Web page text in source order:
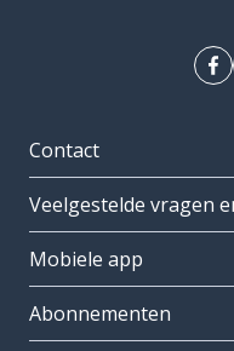
Contact
Veelgestelde vragen
Mobiele app
Abonnementen